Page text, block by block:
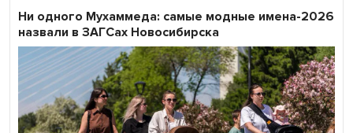
Ни одного Мухаммеда: самые модные имена-2026
назвали в ЗАГСах Новосибирска